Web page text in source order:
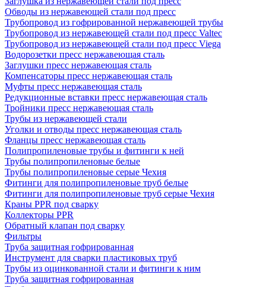
Обводы из нержавеющей стали под пресс
Трубопровод из гофрированной нержавеющей трубы
Трубопровод из нержавеющей стали под пресс Valtec
Трубопровод из нержавеющей стали под пресс Viega
Водорозетки пресс нержавеющая сталь
Заглушки пресс нержавеющая сталь
Компенсаторы пресс нержавеющая сталь
Муфты пресс нержавеющая сталь
Редукционные вставки пресс нержавеющая сталь
Тройники пресс нержавеющая сталь
Трубы из нержавеющей стали
Уголки и отводы пресс нержавеющая сталь
Фланцы пресс нержавеющая сталь
Полипропиленовые трубы и фитинги к ней
Трубы полипропиленовые белые
Трубы полипропиленовые серые Чехия
Фитинги для полипропиленовые труб белые
Фитинги для полипропиленовые труб серые Чехия
Краны PPR под сварку
Коллекторы PPR
Обратный клапан под сварку
Фильтры
Труба защитная гофрированная
Инструмент для сварки пластиковых труб
Трубы из оцинкованной стали и фитинги к ним
Труба защитная гофрированная